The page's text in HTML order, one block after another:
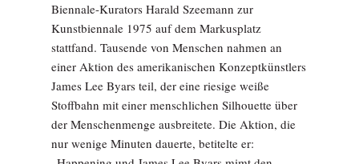
Biennale-Kurators Harald Szeemann zur
Kunstbiennale 1975 auf dem Markusplatz
stattfand. Tausende von Menschen nahmen an
einer Aktion des amerikanischen Konzeptkünstlers
James Lee Byars teil, der eine riesige weiße
Stoffbahn mit einer menschlichen Silhouette über
der Menschenmenge ausbreitete. Die Aktion, die
nur wenige Minuten dauerte, betitelte er: